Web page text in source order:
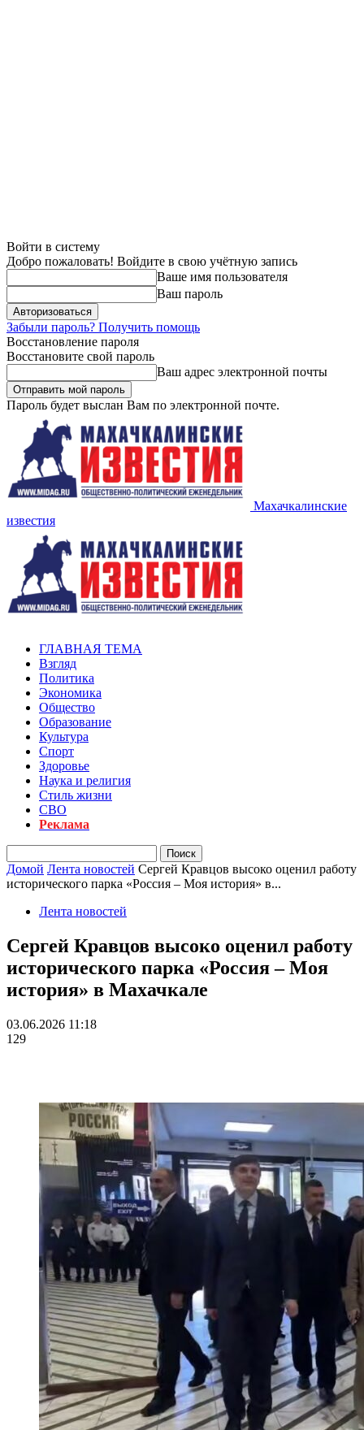
Войти в систему
Добро пожаловать! Войдите в свою учётную запись
Ваше имя пользователя
Ваш пароль
Забыли пароль? Получить помощь
Восстановление пароля
Восстановите свой пароль
Ваш адрес электронной почты
Пароль будет выслан Вам по электронной почте.
Махачкалинские
известия
ГЛАВНАЯ ТЕМА
Взгляд
Политика
Экономика
Общество
Образование
Культура
Спорт
Здоровье
Наука и религия
Стиль жизни
СВО
Реклама
Домой Лента новостей Сергей Кравцов высоко оценил работу
исторического парка «Россия – Моя история» в...
Лента новостей
Сергей Кравцов высоко оценил работу
исторического парка «Россия – Моя
история» в Махачкале
03.06.2026 11:18
129